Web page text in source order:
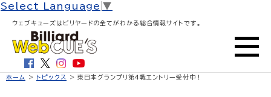
Select Language ▼
ウェブキューズはビリヤードの全てがわかる総合情報サイトです。
ホーム > トピックス > 東日本グランプリ第4戦エントリー受付中！